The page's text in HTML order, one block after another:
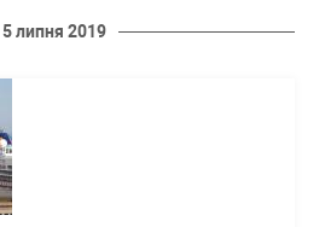
5 липня 2019